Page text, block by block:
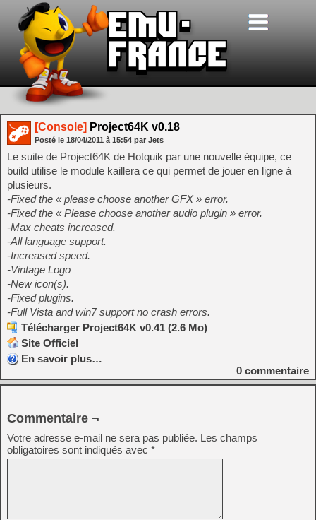
[Console] Project64K v0.18
Posté le 18/04/2011 à 15:54 par Jets
Le suite de Project64K de Hotquik par une nouvelle équipe, ce
build utilise le module kaillera ce qui permet de jouer en ligne à
plusieurs.
-Fixed the « please choose another GFX » error.
-Fixed the « Please choose another audio plugin » error.
-Max cheats increased.
-All language support.
-Increased speed.
-Vintage Logo
-New icon(s).
-Fixed plugins.
-Full Vista and win7 support no crash errors.
Télécharger Project64K v0.41 (2.6 Mo)
Site Officiel
En savoir plus…
0 commentaire
Commentaire ¬
Votre adresse e-mail ne sera pas publiée. Les champs
obligatoires sont indiqués avec *